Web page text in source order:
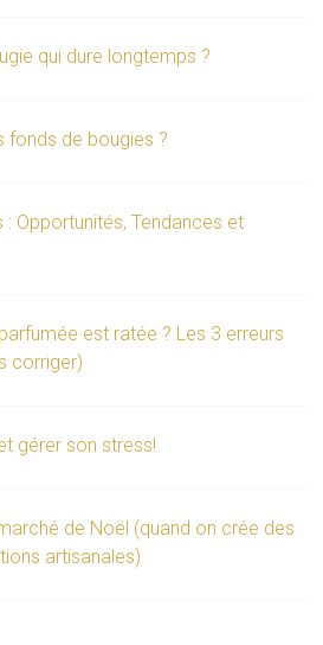
qui dure longtemps ?
fonds de bougies ?
Opportunités, Tendances et
est ratée ? Les 3 erreurs
corriger)
gérer son stress!
de Noël (quand on crée des
artisanales)